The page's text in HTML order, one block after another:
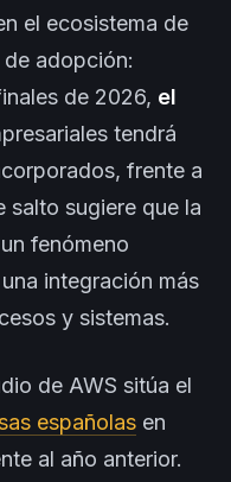
el ecosistema de
adopción:
de 2026, el
tendrá
frente a
salto sugiere que la
fenómeno
integración más
y sistemas.
de AWS sitúa el
españolas en
al año anterior.